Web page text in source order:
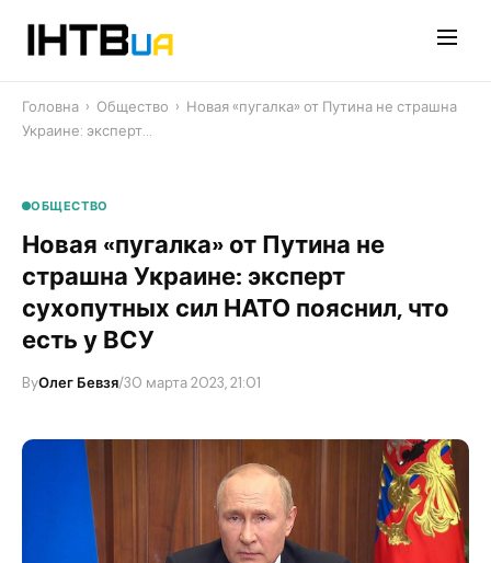
Головна › Общество › Новая «пугалка» от Путина не страшна
Украине: эксперт…
ОБЩЕСТВО
Новая «пугалка» от Путина не
страшна Украине: эксперт
сухопутных сил НАТО пояснил, что
есть у ВСУ
ByОлег Бевзя/30 марта 2023, 21:01